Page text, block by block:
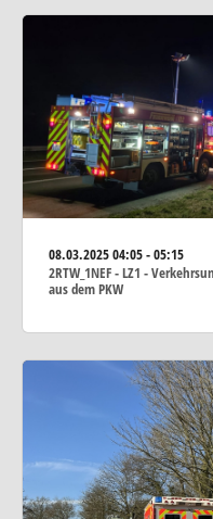
08.03.202504:05 - 05:15
2RTW_1NEF - LZ1 -
aus dem PKW